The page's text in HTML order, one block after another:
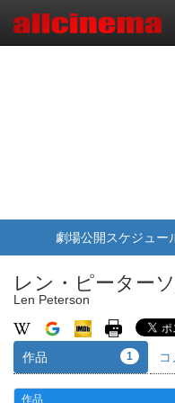
劇場公開スケジュー
レン・ピーター
Len Peterson
作品 1 コ
作品